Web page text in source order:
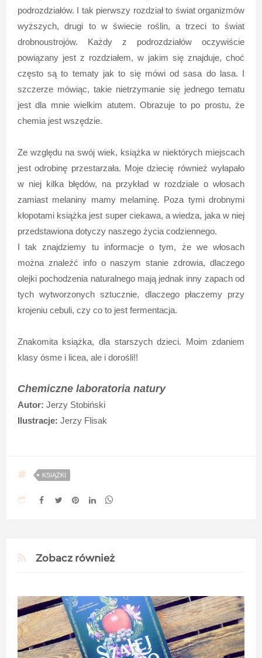
podrozdziałów. I tak pierwszy rozdział to świat organizmów
wyższych, drugi to w świecie roślin, a trzeci to świat
drobnoustrojów. Każdy z podrozdziałów oczywiście
powiązany jest z rozdziałem, w jakim się znajduje, choć
często są to tematy jak to się mówi od sasa do lasa. I
szczerze mówiąc, takie nietrzymanie się jednego tematu
jest dla mnie wielkim atutem. Obrazuje to po prostu, że
chemia jest wszędzie.
Ze względu na swój wiek, książka w niektórych miejscach
jest odrobinę przestarzała. Moje dziecię również wyłapało
w niej kilka błędów, na przykład w rozdziale o włosach
zamiast melaniny mamy melaminę. Poza tymi drobnymi
kłopotami książka jest super ciekawa, a wiedza, jaka w niej
przedstawiona dotyczy naszego życia codziennego.
I tak znajdziemy tu informacje o tym, że we włosach
można znaleźć info o naszym stanie zdrowia, dlaczego
olejki pochodzenia naturalnego mają jednak inny zapach od
tych wytworzonych sztucznie, dlaczego płaczemy przy
krojeniu cebuli, czy co to jest fermentacja.
Znakomita książka, dla starszych dzieci. Moim zdaniem
klasy ósme i licea, ale i dorośli!!
Chemiczne laboratoria natury
Autor: Jerzy Stobiński
Ilustracje: Jerzy Flisak
KSIĄŻKI
Zobacz również